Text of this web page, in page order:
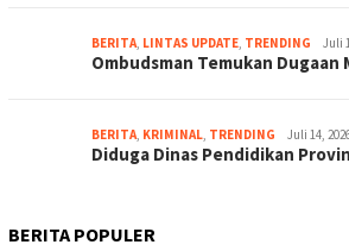
BERITA, LINTAS UPDATE, TRENDING Juli
Ombudsman Temukan
BERITA, KRIMINAL, TRENDING Juli 14,
Diduga Dinas Pendidikan
BERITA POPULER